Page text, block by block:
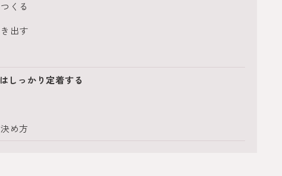
くる
出す
しっかり定着する
め方